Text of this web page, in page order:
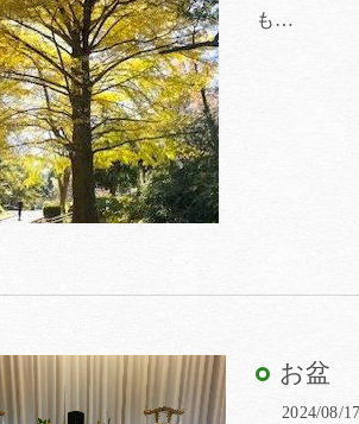
も…
お盆
2024/08/17